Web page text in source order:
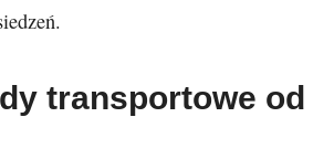
transportowe od